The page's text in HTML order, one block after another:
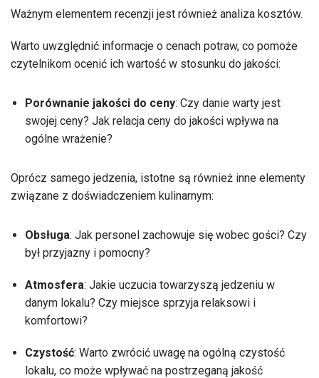
Ważnym elementem recenzji jest również analiza kosztów.
Warto uwzględnić informacje o cenach potraw, co pomoże
czytelnikom ocenić ich wartość w stosunku do jakości:
Porównanie jakości do ceny: Czy danie warty jest
swojej ceny? Jak relacja ceny do jakości wpływa na
ogólne wrażenie?
Oprócz samego jedzenia, istotne są również inne elementy
związane z doświadczeniem kulinarnym:
Obsługa: Jak personel zachowuje się wobec gości? Czy
był przyjazny i pomocny?
Atmosfera: Jakie uczucia towarzyszą jedzeniu w
danym lokalu? Czy miejsce sprzyja relaksowi i
komfortowi?
Czystość: Warto zwrócić uwagę na ogólną czystość
lokalu, co może wpływać na postrzeganą jakość